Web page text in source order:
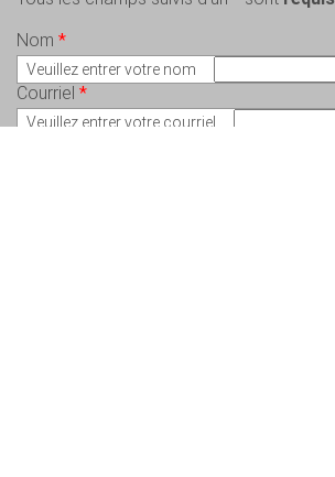
Nom *
Veuillez entrer votre nom
Courriel *
Veuillez entrer votre courriel